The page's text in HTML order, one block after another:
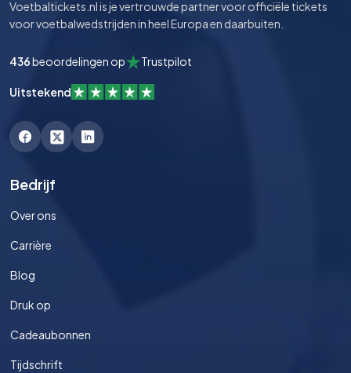
Voetbaltickets.nl is je vertrouwde partner voor officiële tickets
voor voetbalwedstrijden in heel Europa en daarbuiten.
436beoordelingen op Trustpilot
Uitstekend
Bedrijf
Over ons
Carrière
Blog
Druk op
Cadeaubonnen
Tijdschrift